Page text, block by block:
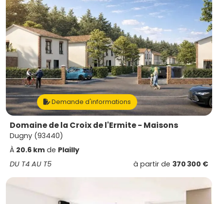
Demande d'informations
Domaine de la Croix de l'Ermite - Maisons
Dugny (93440)
À 20.6 km de Plailly
DU T4 AU T5
à partir de 370 300 €